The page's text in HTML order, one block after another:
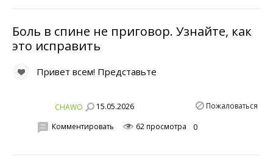
Боль в спине не приговор. Узнайте, как
это исправить
Привет всем! Представьте
CHAWO 15.05.2026 Пожаловаться
Комментировать 62 просмотра 0